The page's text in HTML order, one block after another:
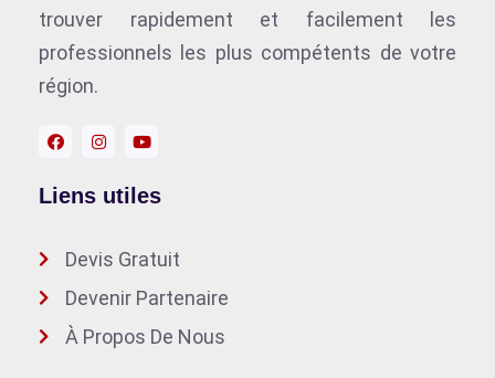
trouver rapidement et facilement les
professionnels les plus compétents de votre
région.
Liens utiles
Devis Gratuit
Devenir Partenaire
À Propos De Nous